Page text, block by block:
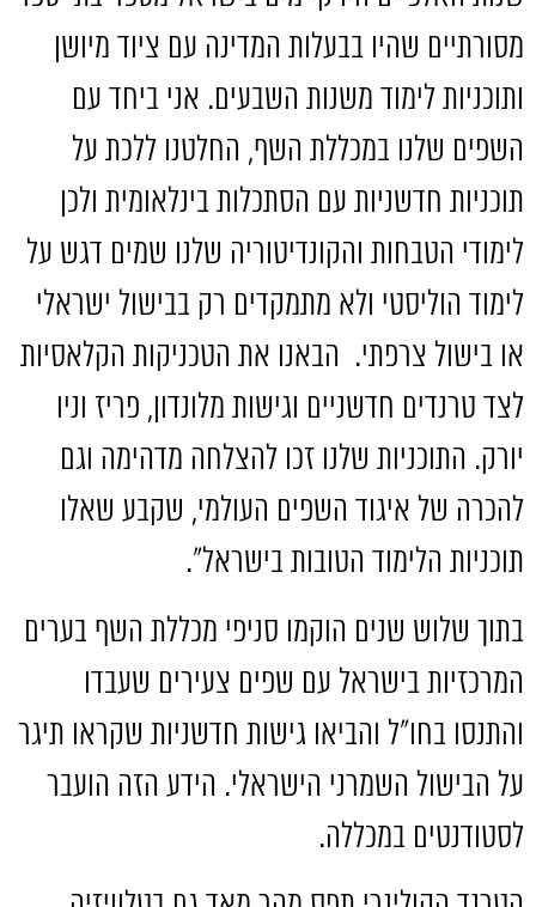
מסורתיים שהיו בבעלות המדינה עם ציוד מיושן
ותוכניות לימוד משנות השבעים. אני ביחד עם
השפים שלנו במכללת השף, החלטנו ללכת על
תוכניות חדשניות עם הסתכלות בינלאומית ולכן
לימודי הטבחות והקונדיטוריה שלנו שמים דגש על
לימוד הוליסטי ולא מתמקדים רק בבישול ישראלי
או בישול צרפתי. הבאנו את הטכניקות הקלאסיות
לצד טרנדים חדשניים וגישות מלונדון , פריז וניו
יורק. התוכניות שלנו זכו להצלחה מדהימה וגם
להכרה של איגוד השפים העולמי, שקבע שאלו
תוכניות הלימוד הטובות בישראל״.
בתוך שלוש שנים הוקמו סניפי מכללת השף בערים
המרכזיות בישראל עם שפים צעירים שעבדו
והתנסו בחו״ל והביאו גישות חדשניות שקראו תיגר
על הבישול השמרני הישראלי. הידע הזה הועבר
לסטודנטים במכללה.